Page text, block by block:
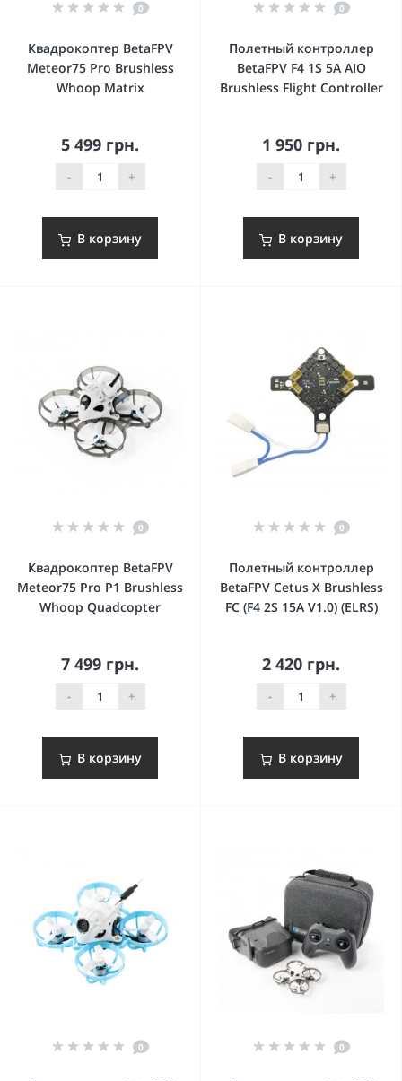
0
Квадрокоптер BetaFPV
Meteor75 Pro Brushless
Whoop Matrix
5 499 грн.
- +
В корзину
0
Полетный контроллер
BetaFPV F4 1S 5A AIO
Brushless Flight Controller
1 950 грн.
- +
В корзину
0
Квадрокоптер BetaFPV
Meteor75 Pro P1 Brushless
Whoop Quadcopter
7 499 грн.
- +
В корзину
0
Полетный контроллер
BetaFPV Cetus X Brushless
FC (F4 2S 15A V1.0) (ELRS)
2 420 грн.
- +
В корзину
0 0